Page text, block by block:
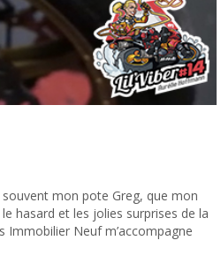
souvent mon pote Greg, que mon
hasard et les jolies surprises de la
Immobilier Neuf m’accompagne